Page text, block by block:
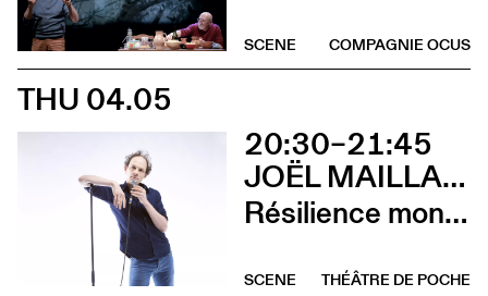
COMPAGNIE OCUS
SCENE
THU 04.05
20:30–21:45
JOËL MAILLARD
Résilience mon cul
THÉÂTRE DE POCHE
SCENE